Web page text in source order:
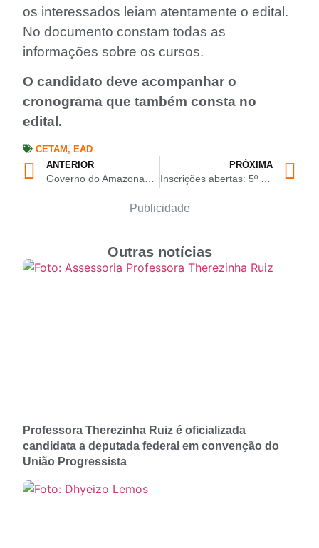
os interessados leiam atentamente o edital.
No documento constam todas as
informações sobre os cursos.
O candidato deve acompanhar o
cronograma que também consta no
edital.
CETAM, EAD
ANTERIOR
PRÓXIMA
Publicidade
Outras notícias
Professora Therezinha Ruiz é oficializada
candidata a deputada federal em convenção do
União Progressista